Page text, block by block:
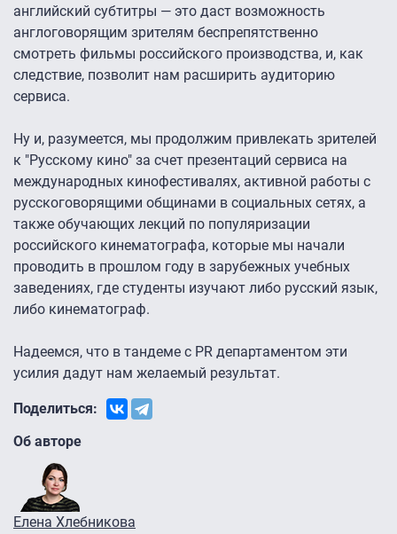
английский субтитры — это даст возможность
англоговорящим зрителям беспрепятственно
смотреть фильмы российского производства, и, как
следствие, позволит нам расширить аудиторию
сервиса.
Ну и, разумеется, мы продолжим привлекать зрителей
к "Русскому кино" за счет презентаций сервиса на
международных кинофестивалях, активной работы с
русскоговорящими общинами в социальных сетях, а
также обучающих лекций по популяризации
российского кинематографа, которые мы начали
проводить в прошлом году в зарубежных учебных
заведениях, где студенты изучают либо русский язык,
либо кинематограф.
Надеемся, что в тандеме с PR департаментом эти
усилия дадут нам желаемый результат.
Поделиться:
Об авторе
Елена Хлебникова